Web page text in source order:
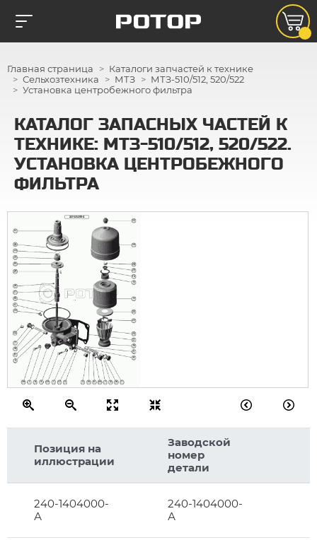
Главная страница
Каталоги запчастей к технике
Сельхозтехника
МТЗ
МТЗ-510/512, 520/522
Установка центробежного фильтра
КАТАЛОГ ЗАПАСНЫХ ЧАСТЕЙ К
ТЕХНИКЕ: МТЗ-510/512, 520/522.
УСТАНОВКА ЦЕНТРОБЕЖНОГО
ФИЛЬТРА
240-1404000-А
2
3
4
5
5
5
6 7 7
7
9
11
12
13
14
15
16
17
18
19
20
21
22
23
24
25
26
27
28
29
30
31 32
33
34
35
36
36 36
37
38 39
Позиция на
иллюстрации
Заводской
номер
детали
240-1404000-
А
240-1404000-
А